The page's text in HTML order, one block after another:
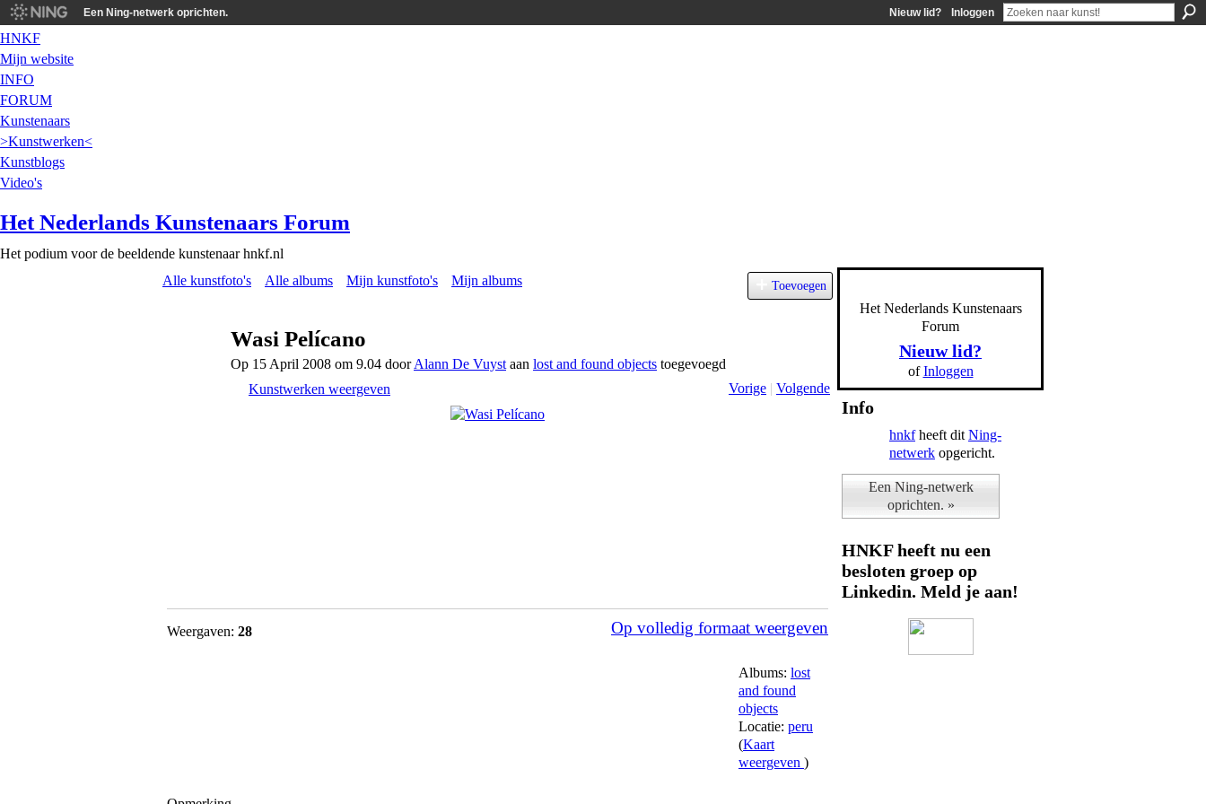
Een Ning-netwerk oprichten. Nieuw lid? Inloggen
HNKF
Mijn website
INFO
FORUM
Kunstenaars
>Kunstwerken<
Kunstblogs
Video's
Het Nederlands Kunstenaars Forum
Het podium voor de beeldende kunstenaar hnkf.nl
Alle kunstfoto's
Alle albums Mijn kunstfoto's Mijn albums Toevoegen
Wasi Pelícano
Op 15 April 2008 om 9.04 doorAlann De Vuyst aan lost and found objects toegevoegd
Kunstwerken weergeven
Vorige | Volgende
Weergaven: 28 Op volledig formaat weergeven
Albums: lost
and found
objects
Locatie: peru
(Kaart
weergeven )
Het Nederlands Kunstenaars
Forum
Nieuw lid?
ofInloggen
Info
hnkfheeft dit Ning-
netwerk opgericht.
Een Ning-netwerk
oprichten. »
HNKF heeft nu een
besloten groep op
Linkedin. Meld je aan!